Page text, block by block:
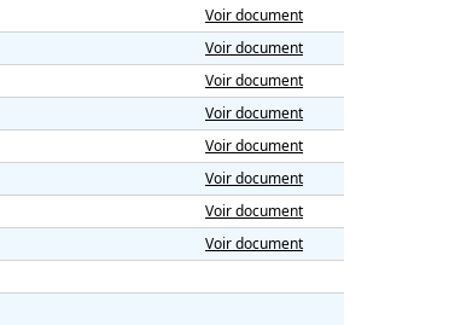
Voir document
Voir document
Voir document
Voir document
Voir document
Voir document
Voir document
Voir document